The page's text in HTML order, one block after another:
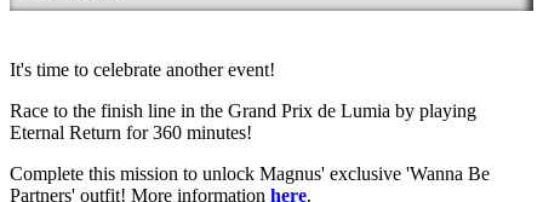
اللعب
أحداث
It's time to celebrate another event!
Race to the finish line in the Grand Prix de Lumia by playing
Eternal Return for 360 minutes!
Complete this mission to unlock Magnus' exclusive 'Wanna Be
Partners' outfit! More information here.